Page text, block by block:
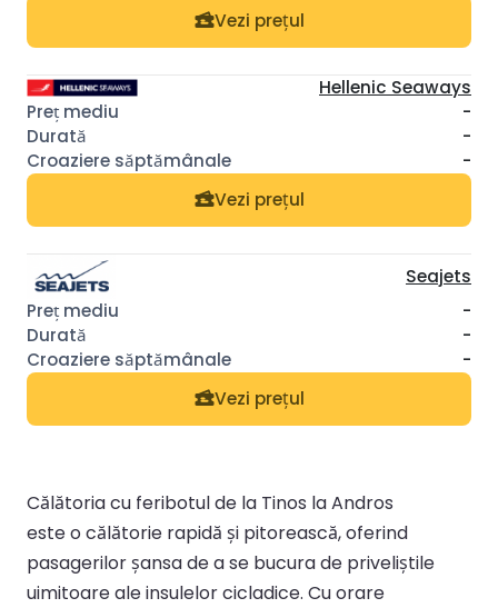
Vezi prețul
Hellenic Seaways
-
-
-
Vezi prețul
Seajets
-
-
-
Vezi prețul
Călătoria cu feribotul de la Tinos la Andros
este o călătorie rapidă și pitorească, oferind
pasagerilor șansa de a se bucura de priveliștile
uimitoare ale insulelor cicladice. Cu orare